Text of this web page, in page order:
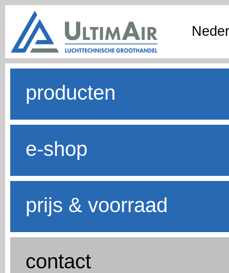
producten
e-shop
prijs & voorraad
contact